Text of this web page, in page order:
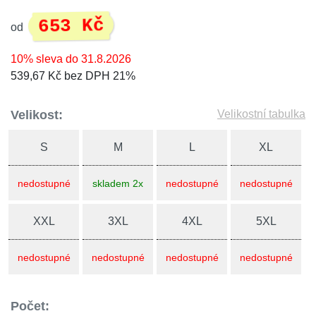
od 653 Kč
10% sleva do 31.8.2026
539,67 Kč bez DPH 21%
Velikost: Velikostní tabulka
S
nedostupné
M
skladem 2x
L
nedostupné
XL
nedostupné
XXL
nedostupné
3XL
nedostupné
4XL
nedostupné
5XL
nedostupné
Počet: